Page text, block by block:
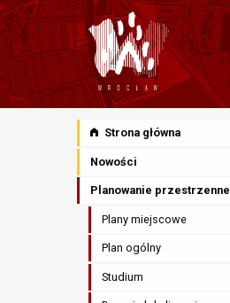
Strona główna
Nowości
Planowanie przestrzenne
Plany miejscowe
Plan ogólny
Studium